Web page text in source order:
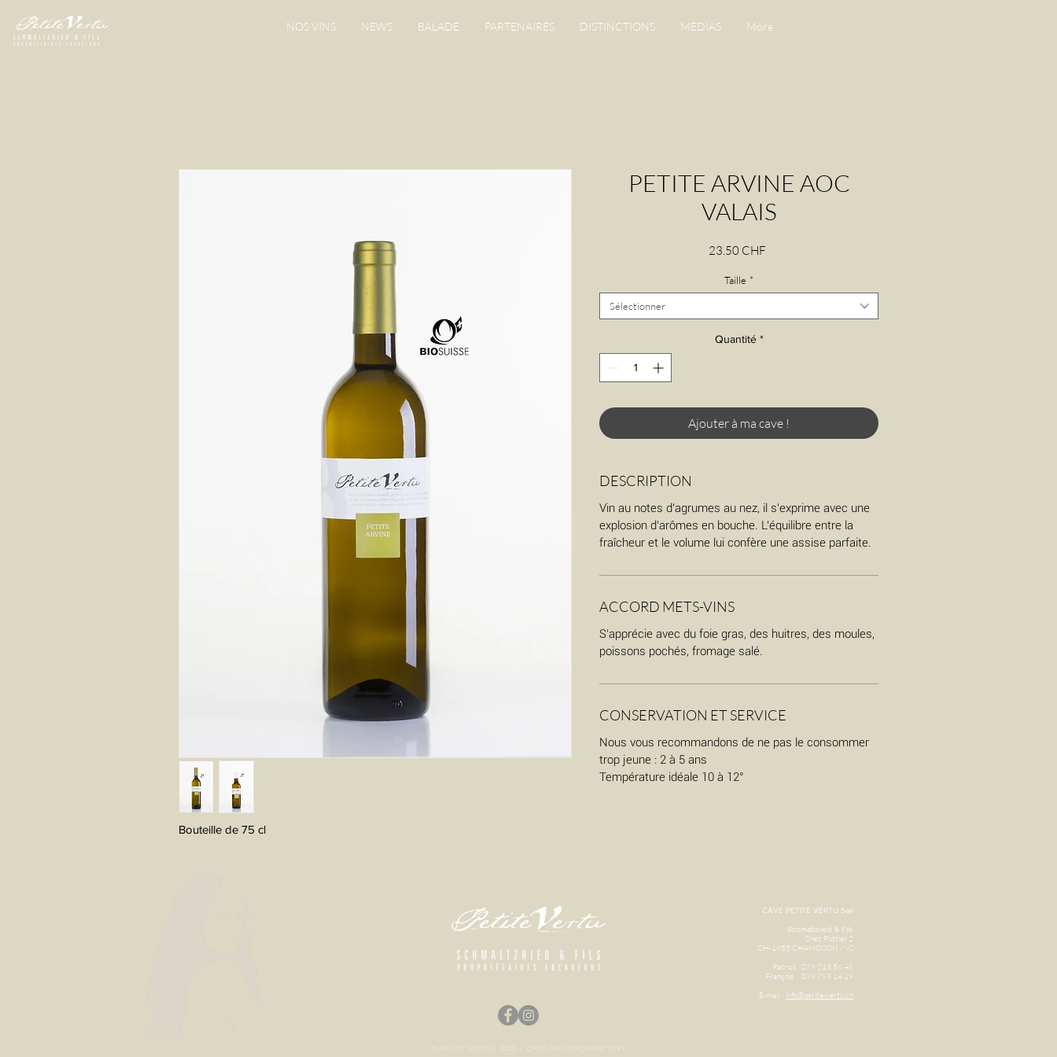
NOS VINS NEWS BALADE PARTENAIRES DISTINCTIONS MEDIAS More
Bouteille de 75 cl
PETITE ARVINE AOC
VALAIS
23.50 CHFPrix
Taille *
Sélectionner
Quantité *
Ajouter à ma cave !
DESCRIPTION
Vin au notes d'agrumes au nez, il s'exprime avec une
explosion d'arômes en bouche. L'équilibre entre la
fraîcheur et le volume lui confère une assise parfaite.
ACCORD METS-VINS
S'apprécie avec du foie gras, des huitres, des moules,
poissons pochés, fromage salé.
CONSERVATION ET SERVICE
Nous vous recommandons de ne pas le consommer
trop jeune : 2 à 5 ans
Température idéale 10 à 12°
CAVE PETITE VERTU Sarl
Schmaltzried & Fils
Chez Pottier 2
CH-1955 CHAMOSON / VS
Patrick 079 213 58 46
François 079 793 14 19
E-mail info@petite-vertu.ch
© PETITE VERTU | 2020 | CRÉÉ PAR ZEROVINGTSEPT